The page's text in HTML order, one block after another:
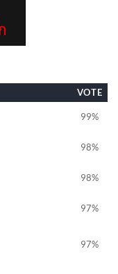
VOTE
99%
98%
98%
97%
97%